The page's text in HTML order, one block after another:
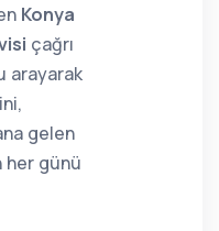
Konya
çağrı
arayarak
gelen
her günü